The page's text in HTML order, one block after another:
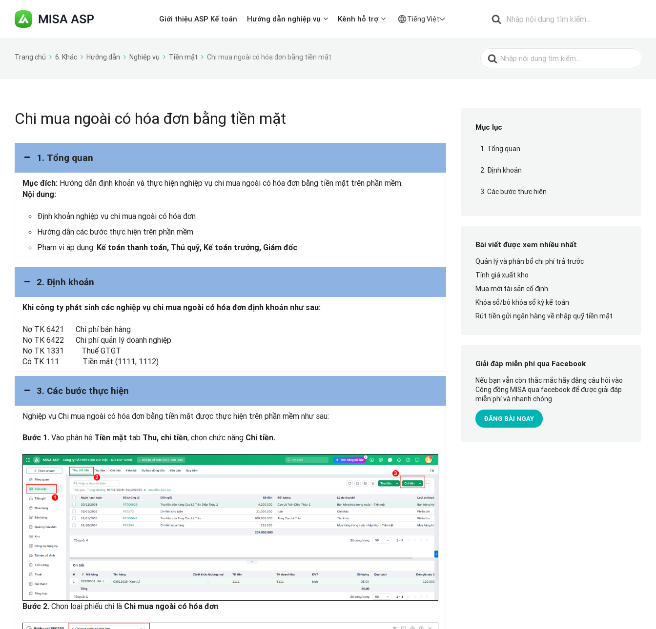
Giới thiệu ASP Kế toán Hướng dẫn nghiệp vụ Kênh hỗ trợ Tiếng Việt
for:
Trang chủ 6. Khác Hướng dẫn Nghiệp vụ Tiền mặt Chi mua ngoài có hóa đơn bằng tiền mặt
Search
for:
Chi mua ngoài có hóa đơn bằng tiền mặt
1. Tổng quan
Mục đích: Hướng dẫn định khoản và thực hiện nghiệp vụ chi mua ngoài có hóa đơn bằng tiền mặt trên phần mềm.
Nội dung:
Định khoản nghiệp vụ chi mua ngoài có hóa đơn
Hướng dẫn các bước thực hiện trên phần mềm
Phạm vi áp dụng: Kế toán thanh toán, Thủ quỹ, Kế toán trưởng, Giám đốc
2. Định khoản
Khi công ty phát sinh các nghiệp vụ chi mua ngoài có hóa đơn định khoản như sau:
Nợ TK 6421 Chi phí bán hàng
Nợ TK 6422 Chi phí quản lý doanh nghiệp
Nợ TK 1331 Thuế GTGT
Có TK 111 Tiền mặt (1111, 1112)
3. Các bước thực hiện
Nghiệp vụ Chi mua ngoài có hóa đơn bằng tiền mặt được thực hiện trên phần mềm như sau:
Bước 1. Vào phân hệ Tiền mặt tab Thu, chi tiền, chọn chức năng Chi tiền.
Bước 2. Chọn loại phiếu chi là Chi mua ngoài có hóa đơn.
Mục lục
1. Tổng quan
2. Định khoản
3. Các bước thực hiện
Bài viết được xem nhiều nhất
Quản lý và phân bổ chi phí trả trước
Tính giá xuất kho
Mua mới tài sản cố định
Khóa sổ/bỏ khóa sổ kỳ kế toán
Rút tiền gửi ngân hàng về nhập quỹ tiền mặt
Giải đáp miễn phí qua Facebook
Nếu bạn vẫn còn thắc mắc hãy đăng câu hỏi vào
Cộng đồng MISA qua facebook để được giải đáp
miễn phí và nhanh chóng
ĐĂNG BÀI NGAY